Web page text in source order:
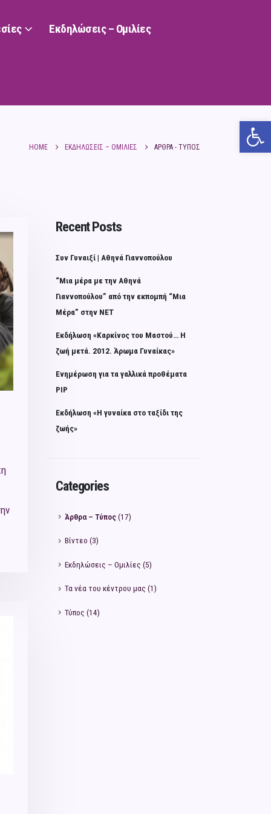
Εκδηλώσεις – Ομιλίες
HOME ΕΚΔΗΛΏΣΕΙΣ – ΟΜΙΛΊΕΣ ΆΡΘΡΑ - ΤΎΠΟΣ
Recent Posts
Συν Γυναιξί | Αθηνά Γιαννοπούλου
“Μια μέρα με την Αθηνά
Γιαννοπούλου” από την εκπομπή “Μια
Μέρα” στην ΝΕΤ
Εκδήλωση «Καρκίνος του Μαστού… Η
ζωή μετά. 2012. Άρωμα Γυναίκας»
Ενημέρωση για τα γαλλικά προθέματα
PIP
Εκδήλωση «Η γυναίκα στο ταξίδι της
ζωής»
Categories
Άρθρα – Τύπος(17)
Βίντεο (3)
Εκδηλώσεις – Ομιλίες (5)
Τα νέα του κέντρου μας (1)
Τύπος (14)